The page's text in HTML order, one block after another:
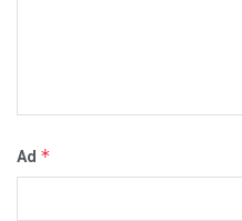
Ad *